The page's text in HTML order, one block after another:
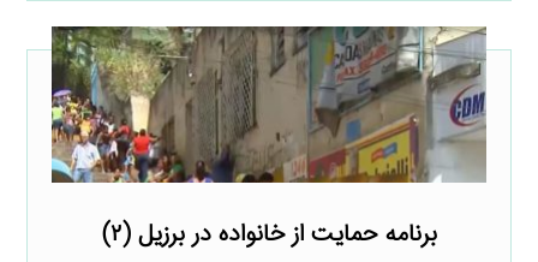
برنامه حمایت از خانواده در برزیل (۲)